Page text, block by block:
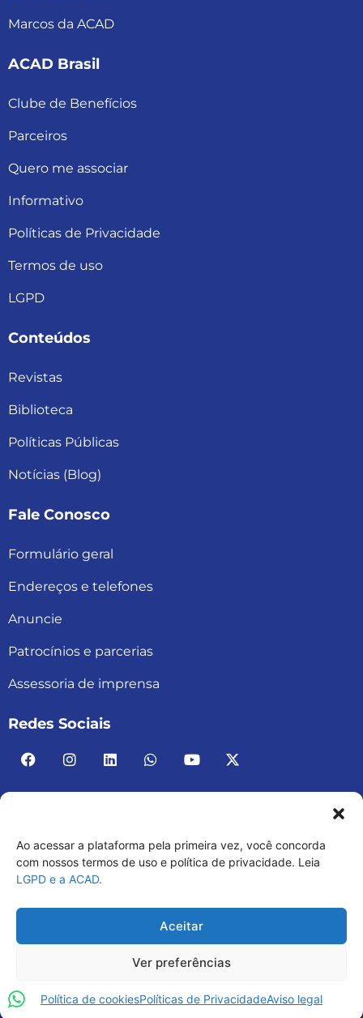
Ao acessar a plataforma pela primeira vez, você concorda
com nossos termos de uso e política de privacidade. Leia
LGPD e a ACAD.
Aceitar
Ver preferências
Política de cookiesPolíticas de PrivacidadeAviso legal
Marcos da ACAD
ACAD Brasil
Clube de Benefícios
Parceiros
Quero me associar
Informativo
Políticas de Privacidade
Termos de uso
LGPD
Conteúdos
Revistas
Biblioteca
Políticas Públicas
Notícias (Blog)
Fale Conosco
Formulário geral
Endereços e telefones
Anuncie
Patrocínios e parcerias
Assessoria de imprensa
Redes Sociais
ACAD BRASIL – ASSOCIAÇÃO BRASILEIRA DE